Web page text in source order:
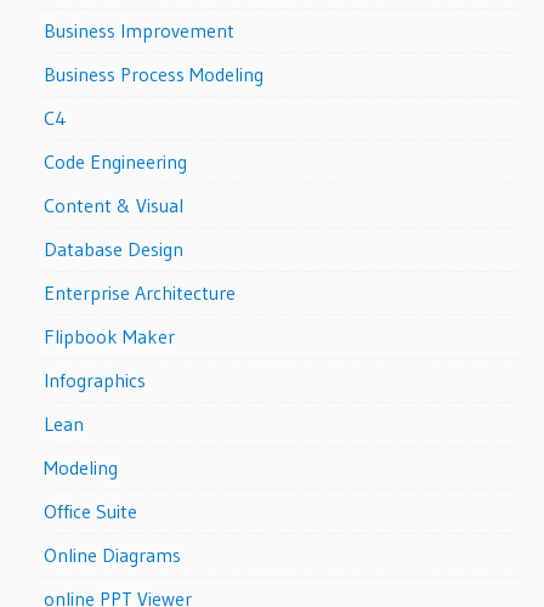
Business Improvement
Business Process Modeling
C4
Code Engineering
Content & Visual
Database Design
Enterprise Architecture
Flipbook Maker
Infographics
Lean
Modeling
Office Suite
Online Diagrams
online PPT Viewer